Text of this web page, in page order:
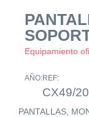
Equipamiento
AÑO:REF:
CX49/
PANTALLAS,